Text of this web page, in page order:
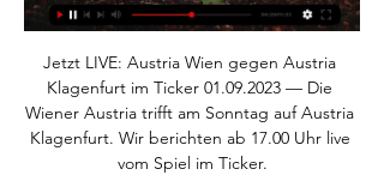
Jetzt LIVE: Austria Wien gegen Austria
Klagenfurt im Ticker 01.09.2023 — Die
Wiener Austria trifft am Sonntag auf Austria
Klagenfurt. Wir berichten ab 17.00 Uhr live
vom Spiel im Ticker.